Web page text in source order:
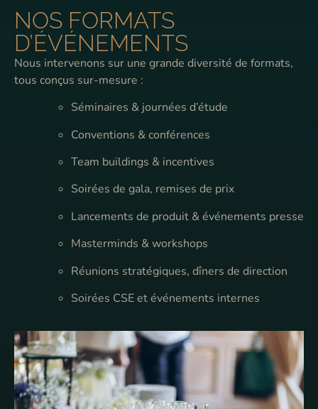
NOS FORMATS
D’ÉVÉNEMENTS
Nous intervenons sur une grande diversité de formats,
tous conçus sur-mesure :
Séminaires & journées d’étude
Conventions & conférences
Team buildings & incentives
Soirées de gala, remises de prix
Lancements de produit & événements presse
Masterminds & workshops
Réunions stratégiques, dîners de direction
Soirées CSE et événements internes